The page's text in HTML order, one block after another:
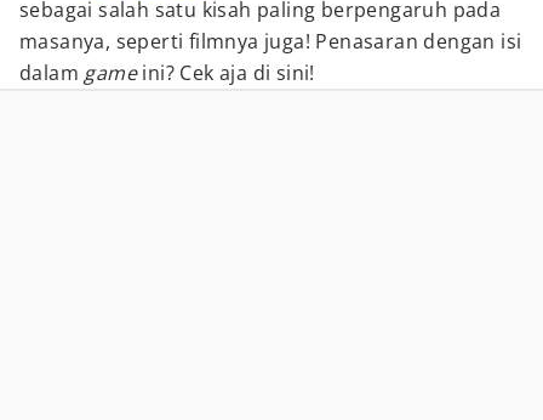
sebagai salah satu kisah paling berpengaruh pada
masanya, seperti filmnya juga! Penasaran dengan isi
dalam gameini? Cek aja di sini!